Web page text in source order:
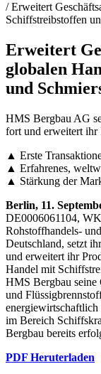
/ Erweitert
Schiffstreibstoffen
Erweitert
globalen
und
HMS Bergbau AG
fort und erweitert ihr
▲ Erste
▲ Erfahrenes,
▲ Stärkung der
Berlin, 11.
DE0006061104,
Rohstoffhandels-
Deutschland, setzt
und erweitert ihr
Handel mit
HMS Bergbau seine
und
energiewirtschaftlich
im Bereich
Bergbau bereits
PDF Heruterladen